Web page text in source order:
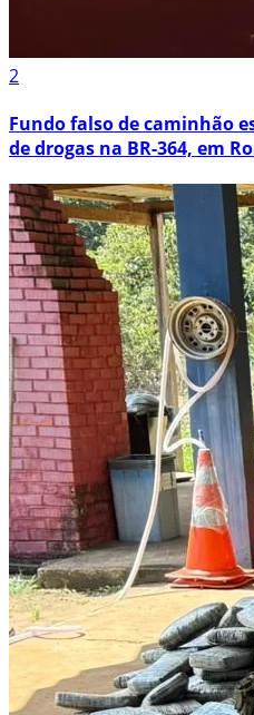
2
Fundo falso de caminhão
de drogas na BR-364, em